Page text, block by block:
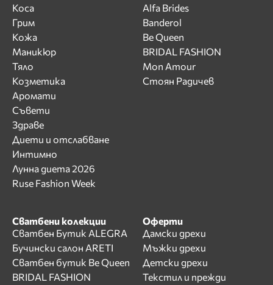
Коса
Грим
Кожа
Маникюр
Тяло
Козметика
Аромати
Съвети
Здраве
Диети и отслабване
Интимно
Лунна диета 2026
Ruse Fashion Week
Alfa Brides
Banderol
Be Queen
BRIDAL FASHION
Mon Amour
Стоян Радичев
Сватбени колекции
Сватбен Бутик ALEGRA
Бучински салон ARETI
Сватбен бутик Be Queen
BRIDAL FASHION
Оферти
Дамски дрехи
Мъжки дрехи
Детски дрехи
Текстил и прежди